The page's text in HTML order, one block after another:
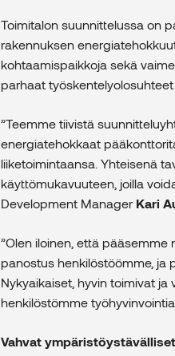
Toimitalon suunnittelussa on
rakennuksen
kohtaamispaikkoja sekä
parhaat
”Teemme tiivistä
energiatehokkaat
liiketoimintaansa. Yhteisenä
käyttömukavuuteen, joilla
Development Manager Kari
”Olen iloinen, että
panostus henkilöstöömme, ja
Nykyaikaiset, hyvin toimivat
henkilöstömme
Vahvat